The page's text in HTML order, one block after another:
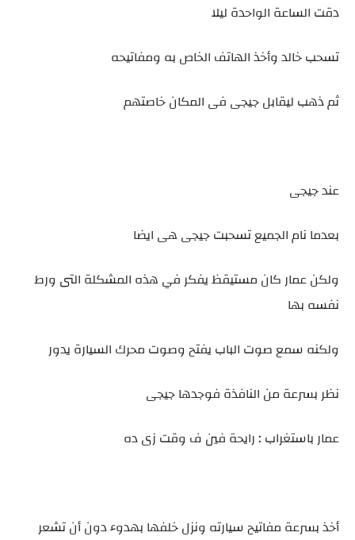
دقت الساعة الواحدة ليلا
تسحب خالد وأخذ الهاتف الخاص به ومفاتيحه
ثم ذهب ليقابل جيجى فى المكان خاصتهم
عند جيجى
بعدما نام الجميع تسحبت جيجى هى ايضا
ولكن عمار كان مستيقظ يفكر في هذه المشكلة التى ورط
نفسه بها
ولكنه سمع صوت الباب يفتح وصوت محرك السيارة يدور
نظر بسرعة من النافذة فوجدها جيجى
عمار باستغراب : رايحة فين ف وقت زى ده
أخذ بسرعة مفاتيح سيارته ونزل خلفها بهدوء دون أن تشعر